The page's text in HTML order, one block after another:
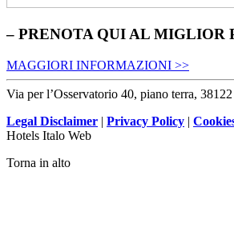
– PRENOTA QUI AL MIGLIOR
MAGGIORI INFORMAZIONI >>
Via per l’Osservatorio 40, piano terra,
Legal Disclaimer | Privacy Policy |
Hotels Italo Web
Torna in alto